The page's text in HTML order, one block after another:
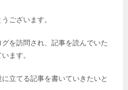
ございます。
を訪問され、記事を読んでいた
ます。
立てる記事を書いていきたいと